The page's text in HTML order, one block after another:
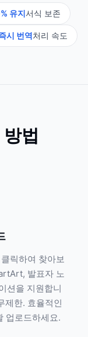
유지서식 보존
시 번역처리 속도
법
릭하여 찾아보
발표자 노
션을 지원합니
제한. 효율적인
업로드하세요.